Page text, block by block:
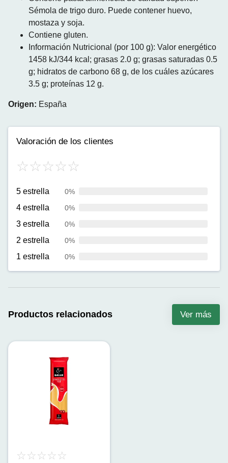
Sémola de trigo duro. Puede contener huevo,
mostaza y soja.
Contiene gluten.
Información Nutricional (por 100 g): Valor energético
1458 kJ/344 kcal; grasas 2.0 g; grasas saturadas 0.5
g; hidratos de carbono 68 g, de los cuáles azúcares
3.5 g; proteínas 12 g.
Origen: España
Valoración de los clientes
5 estrella 0%
4 estrella 0%
3 estrella 0%
2 estrella 0%
1 estrella 0%
Productos relacionados Ver más